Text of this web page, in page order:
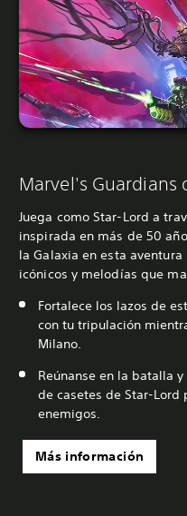
Marvel's Guardians
Juega como Star-Lord a
inspirada en más de 50
la Galaxia en esta
icónicos y melodías que
Fortalece los lazos de
con tu tripulación
Milano.
Reúnanse en la batalla
de casetes de Star-Lord
enemigos.
Más información